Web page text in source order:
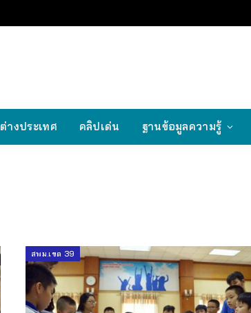
ต่างประเทศ คลิปเด่น ฐานข้อมูลความรู้
สพม.เขต 39